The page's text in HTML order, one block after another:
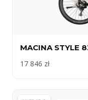
MACINA STYLE
17 846 zł